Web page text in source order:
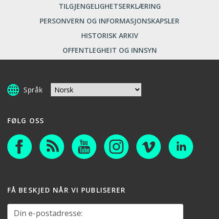
TILGJENGELIGHETSERKLÆRING
PERSONVERN OG INFORMASJONSKAPSLER
HISTORISK ARKIV
OFFENTLEGHEIT OG INNSYN
Språk
FØLG OSS
FÅ BESKJED NÅR VI PUBLISERER
Din e-postadresse: